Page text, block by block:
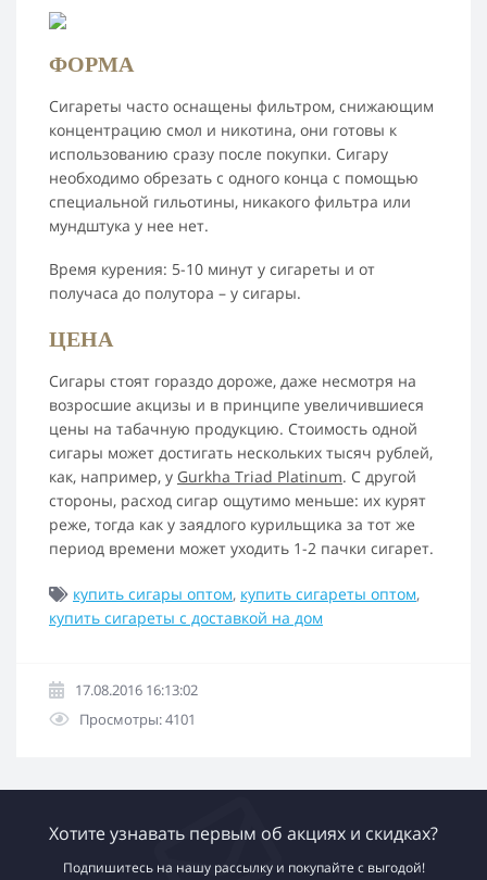
ФОРМА
Сигареты часто оснащены фильтром, снижающим
концентрацию смол и никотина, они готовы к
использованию сразу после покупки. Сигару
необходимо обрезать с одного конца с помощью
специальной гильотины, никакого фильтра или
мундштука у нее нет.
Время курения: 5-10 минут у сигареты и от
получаса до полутора – у сигары.
ЦЕНА
Сигары стоят гораздо дороже, даже несмотря на
возросшие акцизы и в принципе увеличившиеся
цены на табачную продукцию. Стоимость одной
сигары может достигать нескольких тысяч рублей,
как, например, у Gurkha Triad Platinum. С другой
стороны, расход сигар ощутимо меньше: их курят
реже, тогда как у заядлого курильщика за тот же
период времени может уходить 1-2 пачки сигарет.
купить сигары оптом, купить сигареты оптом,
купить сигареты с доставкой на дом
17.08.2016 16:13:02
Просмотры: 4101
Хотите узнавать первым об акциях и скидках?
Подпишитесь на нашу рассылку и покупайте с выгодой!